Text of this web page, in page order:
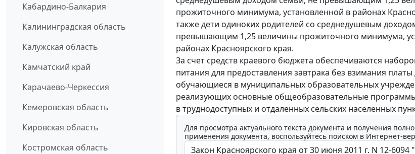
Кабардино-Балкария
Калининградская область
Калужская область
Камчатский край
Карачаево-Черкессия
Кемеровская область
Кировская область
Костромская область
прожиточного минимума, установленной в районах
также дети одиноких родителей со среднедушевым
превышающим 1,25 величины прожиточного минимума,
районах Красноярского края.
За счет средств краевого бюджета обеспечиваются
питания для предоставления завтрака без взимания платы
обучающиеся в муниципальных образовательных
реализующих основные общеобразовательные
в труднодоступных и отдаленных сельских населенных
Для просмотра актуального текста документа и получения
применения документа, воспользуйтесь поиском в Интернет-